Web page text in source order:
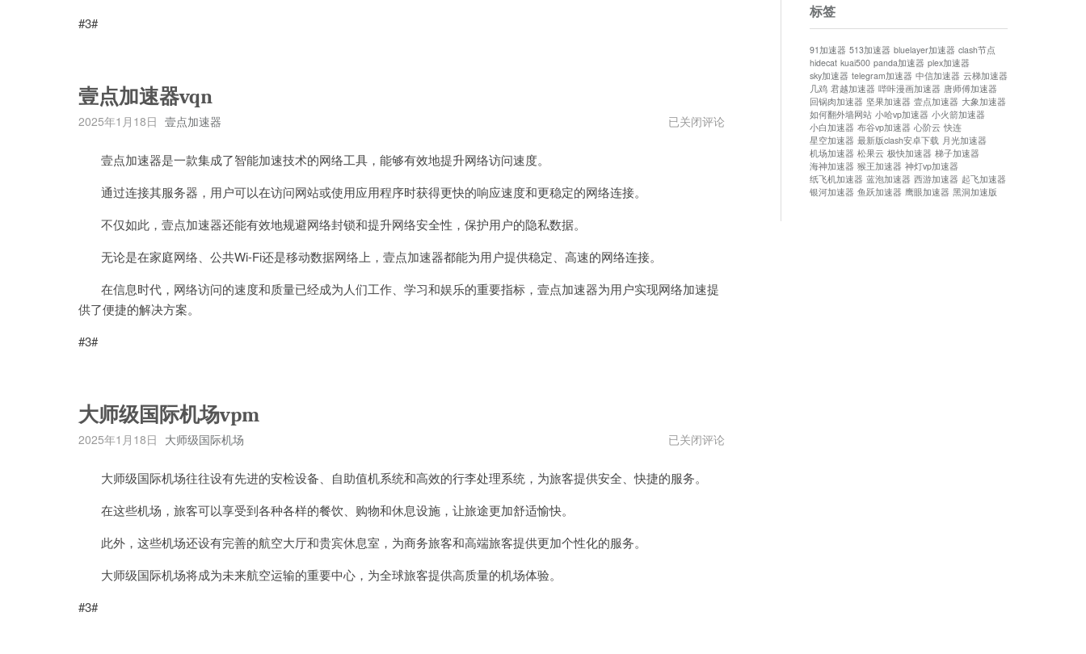
#3#
壹点加速器vqn
2025年1月18日 壹点加速器
壹
已关闭评论
壹点加速器是一款集成了智能加速技术的网络工具，能够有效地提升网络访问速度。
通过连接其服务器，用户可以在访问网站或使用应用程序时获得更快的响应速度和更稳定的网络连接。
不仅如此，壹点加速器还能有效地规避网络封锁和提升网络安全性，保护用户的隐私数据。
无论是在家庭网络、公共Wi-Fi还是移动数据网络上，壹点加速器都能为用户提供稳定、高速的网络连接。
在信息时代，网络访问的速度和质量已经成为人们工作、学习和娱乐的重要指标，壹点加速器为用户实现网络加速提
供了便捷的解决方案。
#3#
大师级国际机场vpm
2025年1月18日 大师级国际机场
大
国
已关闭评论
大师级国际机场往往设有先进的安检设备、自助值机系统和高效的行李处理系统，为旅客提供安全、快捷的服务。
在这些机场，旅客可以享受到各种各样的餐饮、购物和休息设施，让旅途更加舒适愉快。
此外，这些机场还设有完善的航空大厅和贵宾休息室，为商务旅客和高端旅客提供更加个性化的服务。
大师级国际机场将成为未来航空运输的重要中心，为全球旅客提供高质量的机场体验。
#3#
标签
91加速器 513加速器 bluelayer加速器 clash节点
hidecat kuai500 panda加速器 plex加速器
sky加速器 telegram加速器 中信加速器 云梯加速器
几鸡 君越加速器 哔咔漫画加速器 唐师傅加速器
回锅肉加速器 坚果加速器 壹点加速器 大象加速器
如何翻外墙网站 小哈vp加速器 小火箭加速器
小白加速器 布谷vp加速器 心阶云 快连
星空加速器 最新版clash安卓下载 月光加速器
机场加速器 松果云 极快加速器 梯子加速器
海神加速器 猴王加速器 神灯vp加速器
纸飞机加速器 蓝泡加速器 西游加速器 起飞加速器
银河加速器 鱼跃加速器 鹰眼加速器 黑洞加速版